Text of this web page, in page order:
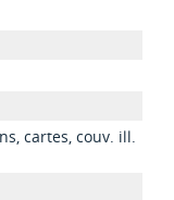
cartes, couv. ill.